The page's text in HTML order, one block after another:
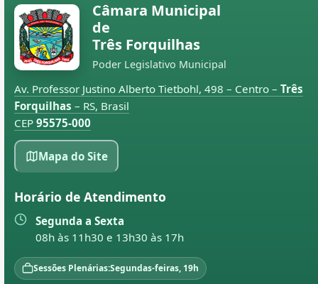
Câmara Municipal
de
Três Forquilhas
Poder Legislativo Municipal
Av. Professor Justino Alberto Tietbohl, 498 – Centro – Três
Forquilhas – RS, Brasil
CEP 95575-000
Mapa do Site
Horário de Atendimento
Segunda a Sexta
08h às 11h30 e 13h30 às 17h
Sessões Plenárias:Segundas-feiras, 19h